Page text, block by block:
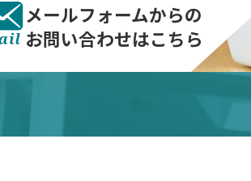
メールフォームからの
お問い合わせはこちら